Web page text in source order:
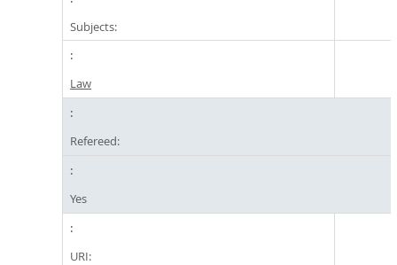
Subjects:
Law
Refereed:
Yes
URI: